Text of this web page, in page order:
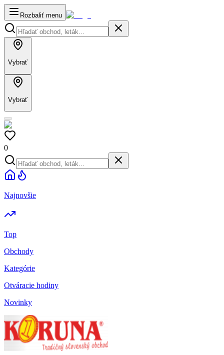
Rozbaliť menu
Vybrať
Vybrať
0
Najnovšie
Top
Obchody
Kategórie
Otváracie hodiny
Novinky